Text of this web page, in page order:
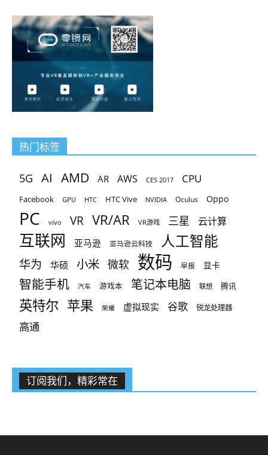
热门标签
5G AI AMD AR AWS CES 2017 CPU
Facebook GPU HTC HTC Vive NVIDIA Oculus Oppo
PC vivo VR VR/AR VR游戏 三星 云计算
互联网 亚马逊 亚马逊云科技 人工智能
华为 华硕 小米 微软 数码 早报 显卡
智能手机 汽车 游戏本 笔记本电脑 联想 腾讯
英特尔 苹果 荣耀 虚拟现实 谷歌 锐龙处理器
高通
订阅我们，精彩常在